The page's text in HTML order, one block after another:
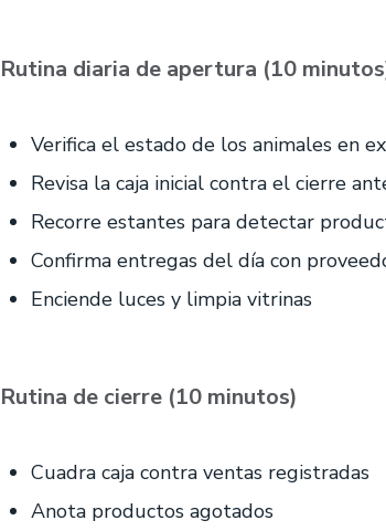
Rutina diaria de apertura (10
Verifica el estado de los animales en
Revisa la caja inicial contra el cierre
Recorre estantes para detectar
Confirma entregas del día con
Enciende luces y limpia vitrinas
Rutina de cierre (10 minutos)
Cuadra caja contra ventas registradas
Anota productos agotados